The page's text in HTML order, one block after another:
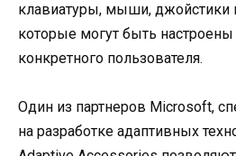
клавиатуры, мыши, джойстики
которые могут быть
конкретного пользователя.
Один из партнеров Microsoft,
на разработке адаптивных